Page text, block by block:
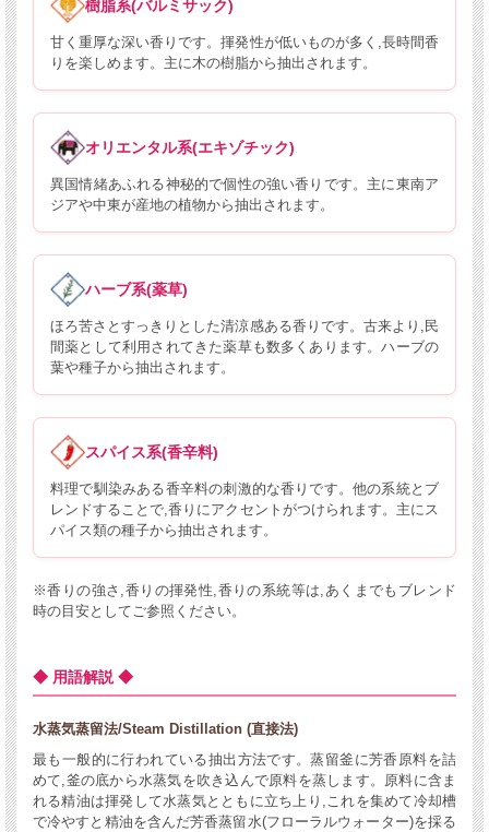
樹脂系(バルミサック)
甘く重厚な深い香りです。揮発性が低いものが多く,長時間香
りを楽しめます。主に木の樹脂から抽出されます。
オリエンタル系(エキゾチック)
異国情緒あふれる神秘的で個性の強い香りです。主に東南ア
ジアや中東が産地の植物から抽出されます。
ハーブ系(薬草)
ほろ苦さとすっきりとした清涼感ある香りです。古来より,民
間薬として利用されてきた薬草も数多くあります。ハーブの
葉や種子から抽出されます。
スパイス系(香辛料)
料理で馴染みある香辛料の刺激的な香りです。他の系統とブ
レンドすることで,香りにアクセントがつけられます。主にス
パイス類の種子から抽出されます。
※香りの強さ,香りの揮発性,香りの系統等は,あくまでもブレンド
時の目安としてご参照ください。
◆ 用語解説 ◆
水蒸気蒸留法/Steam Distillation (直接法)
最も一般的に行われている抽出方法です。蒸留釜に芳香原料を詰
めて,釜の底から水蒸気を吹き込んで原料を蒸します。原料に含ま
れる精油は揮発して水蒸気とともに立ち上り,これを集めて冷却槽
で冷やすと精油を含んだ芳香蒸留水(フローラルウォーター)を採る